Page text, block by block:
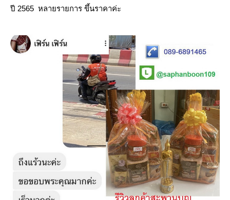
ปี 2565 หลายรายการ ขึ้นราคาค่ะ